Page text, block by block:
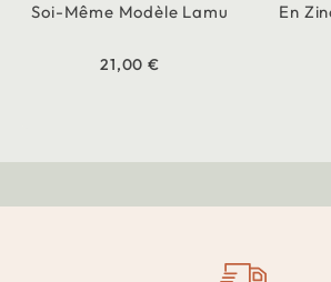
Soi-Même Modèle Lamu
21,00 €
En